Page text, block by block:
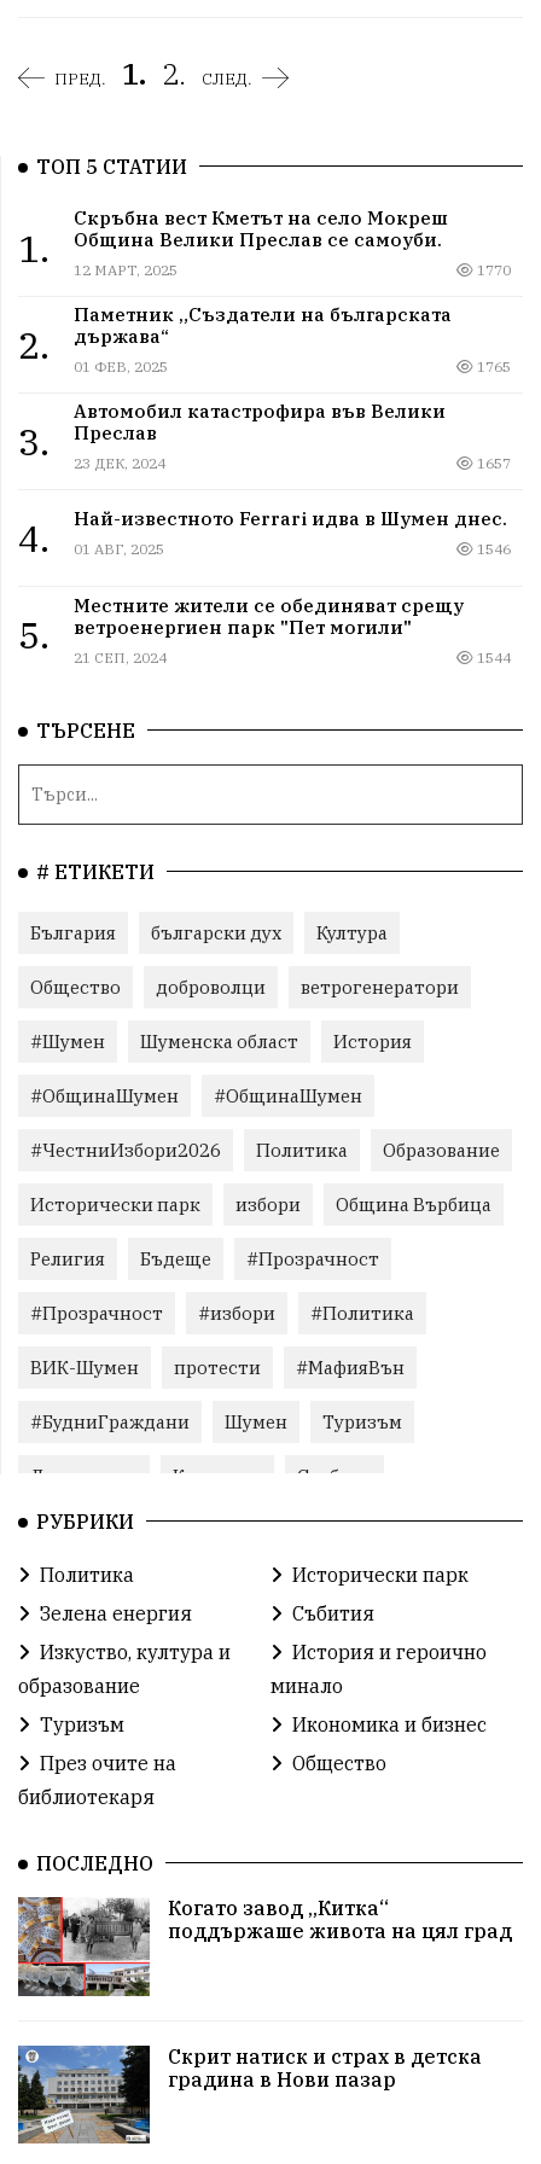
ПРЕД. 1. 2. СЛЕД.
ТОП 5 СТАТИИ
1.
Скръбна вест Кметът на село Мокреш
Община Велики Преслав се самоуби.
12 МАРТ, 2025 1770
2.
Паметник „Създатели на българската
държава“
01 ФЕВ, 2025 1765
3.
Автомобил катастрофира във Велики
Преслав
23 ДЕК, 2024 1657
4. Най-известното Ferrari идва в Шумен днес.
01 АВГ, 2025 1546
5.
Местните жители се обединяват срещу
ветроенергиен парк "Пет могили"
21 СЕП, 2024 1544
ТЪРСЕНЕ
# ЕТИКЕТИ
България български дух Култура
Общество доброволци ветрогенератори
#Шумен Шуменска област История
#ОбщинаШумен #ОбщинаШумен
#ЧестниИзбори2026 Политика Образование
Исторически парк избори Община Върбица
Религия Бъдеще #Прозрачност
#Прозрачност #избори #Политика
ВИК-Шумен протести #МафияВън
#БудниГраждани Шумен Туризъм
Литература Корупция Свобода
Справедливост
Събития Здраве Безводие
Безводие Война на пътя
#СилаНаНарода контрапротести
#България
Зависимости ИсторическиПарк НовиПазар
Неудобните Шуробаджанащина
БлизкоМинало
Пещера „Бисерна" АкваЯнтра
БългарскиПроизводител
РУБРИКИ
Политика
Исторически парк
Зелена енергия
Събития
Изкуство, култура и
образование
История и героично
минало
Туризъм
Икономика и бизнес
През очите на
библиотекаря
Общество
ПОСЛЕДНО
Когато завод „Китка“
поддържаше живота на цял град
Скрит натиск и страх в детска
градина в Нови пазар